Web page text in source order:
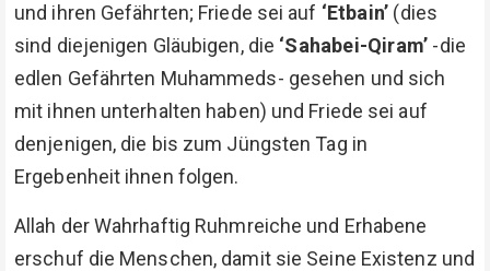
und ihren Gefährten; Friede sei auf ‘Etbain’ (dies
sind diejenigen Gläubigen, die ‘Sahabei-Qiram’ -die
edlen Gefährten Muhammeds- gesehen und sich
mit ihnen unterhalten haben) und Friede sei auf
denjenigen, die bis zum Jüngsten Tag in
Ergebenheit ihnen folgen.
Allah der Wahrhaftig Ruhmreiche und Erhabene
erschuf die Menschen, damit sie Seine Existenz und